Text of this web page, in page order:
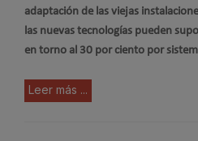
adaptación de las viejas
las nuevas tecnologías pueden
en torno al 30 por ciento por
Leer más ...